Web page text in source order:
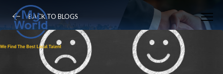
BACK TO BLOGS